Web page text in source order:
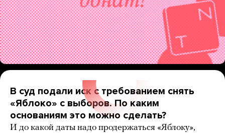
В суд подали иск с требованием снять
«Яблоко» с выборов. По каким
основаниям это можно сделать?
И до какой даты надо продержаться «Яблоку»,